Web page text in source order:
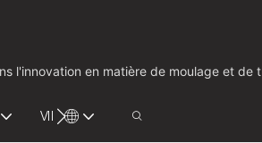
l'innovation en matière de moulage et de
VIDÉO CONTACTEZ-NOUS